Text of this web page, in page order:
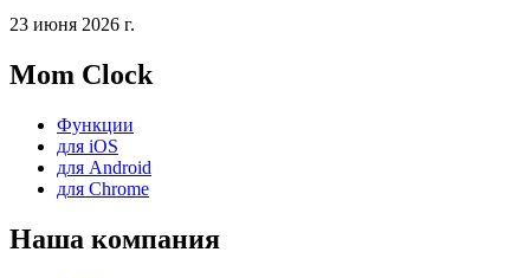
23 июня 2026 г.
Mom Clock
Функции
для iOS
для Android
для Chrome
Наша компания